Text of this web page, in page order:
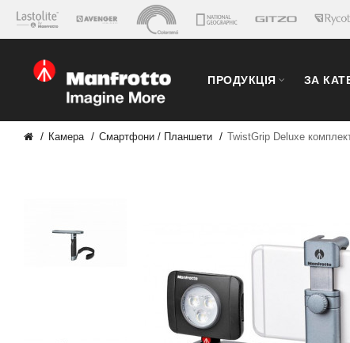
ПРОДУКЦІЯ ЗА
Камера Смартфони / Планшети TwistGrip Deluxe